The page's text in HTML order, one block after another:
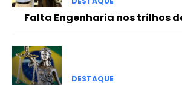
Falta Engenharia nos trilhos
DESTAQUE